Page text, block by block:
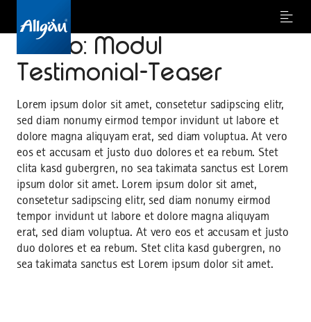
Menu
Demo: Modul
Testimonial-Teaser
Lorem ipsum dolor sit amet, consetetur sadipscing elitr,
sed diam nonumy eirmod tempor invidunt ut labore et
dolore magna aliquyam erat, sed diam voluptua. At vero
eos et accusam et justo duo dolores et ea rebum. Stet
clita kasd gubergren, no sea takimata sanctus est Lorem
ipsum dolor sit amet. Lorem ipsum dolor sit amet,
consetetur sadipscing elitr, sed diam nonumy eirmod
tempor invidunt ut labore et dolore magna aliquyam
erat, sed diam voluptua. At vero eos et accusam et justo
duo dolores et ea rebum. Stet clita kasd gubergren, no
sea takimata sanctus est Lorem ipsum dolor sit amet.